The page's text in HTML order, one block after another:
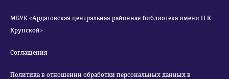
МБУК «Ардатовская центральная районная библиотека имени Н.К.
Крупской»
Соглашения
Политика в отношении обработки персональных данных в